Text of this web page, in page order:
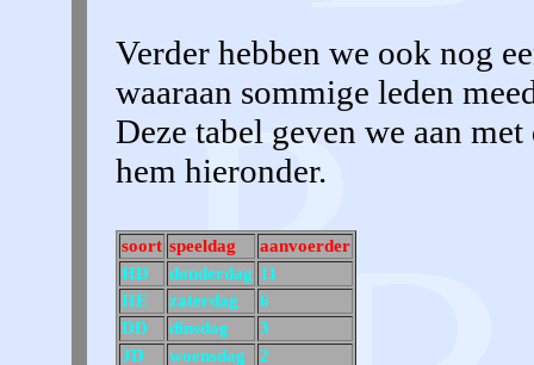
Verder hebben we ook nog
waaraan sommige leden
Deze tabel geven we aan
hem hieronder.
soort speeldag
aanvoerder
HD
donderdag 11
HE
zaterdag
6
DD
dinsdag
3
JD
woensdag
2